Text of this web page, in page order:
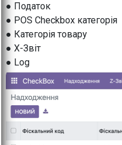
● Податок
● POS Checkbox категорія
● Категорія товару
● X-Звіт
● Log